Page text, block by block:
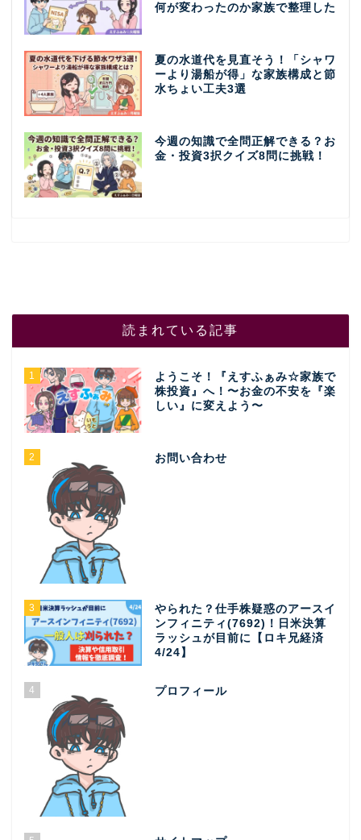
何が変わったのか家族で整理した
夏の水道代を見直そう！「シャワ
ーより湯船が得」な家族構成と節
水ちょい工夫3選
今週の知識で全問正解できる？お
金・投資3択クイズ8問に挑戦！
読まれている記事
1
ようこそ！『えすふぁみ☆家族で
株投資』へ！〜お金の不安を『楽
しい』に変えよう〜
2 お問い合わせ
3
やられた？仕手株疑惑のアースイ
ンフィニティ(7692)！日米決算
ラッシュが目前に【ロキ兄経済
4/24】
4 プロフィール